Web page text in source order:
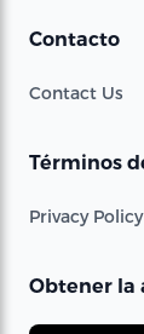
Contacto
Contact Us
Términos
Privacy Policy
Obtener la